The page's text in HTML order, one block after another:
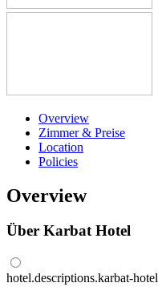
Overview
Zimmer & Preise
Location
Policies
Overview
Über Karbat Hotel
hotel.descriptions.karbat-hotel